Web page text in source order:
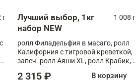
г
Лучший выбор, 1кг
набор NEW
1 008 г
ролл Филадельфия в масаго, ролл
Калифорния с тигровой креветкой,
запеч. ролл Аяши XL, ролл Крабик,
2 315 ₽ В корзину